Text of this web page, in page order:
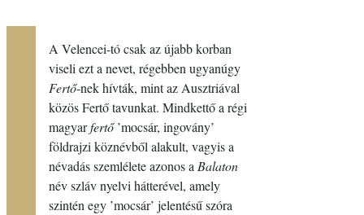
A Velencei-tó csak az újabb korban
viseli ezt a nevet, régebben ugyanúgy
Fertő-nek hívták, mint az Ausztriával
közös Fertő tavunkat. Mindkettő a régi
magyarfertő’mocsár, ingovány’
földrajzi köznévből alakult, vagyis a
névadás szemlélete azonos a Balaton
név szláv nyelvi hátterével, amely
szintén egy ’mocsár’ jelentésű szóra